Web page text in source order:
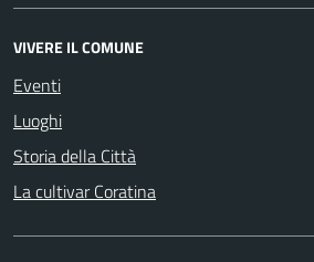
VIVERE IL COMUNE
Eventi
Luoghi
Storia della Città
La cultivar Coratina